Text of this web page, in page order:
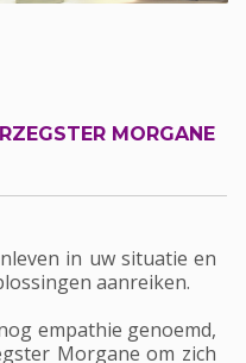
MORGANE
in uw situatie en
aanreiken.
empathie genoemd,
Morgane om zich